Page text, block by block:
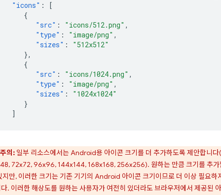
"icons" :
[
{
"src" : "icons/512.png" ,
"type" : "image/png" ,
"sizes" :
"512x512"
},
{
"src" : "icons/1024.png" ,
"type" : "image/png" ,
"sizes" :
"1024x1024"
}
]
주의: 일부 리소스에서는 Android용 아이콘 크기를 더 추가하도록 제안합니다
72x72, 96x96, 144x144, 168x168, 256x256). 원하는 만큼 크기를 추가
지만, 이러한 크기는 기존 기기의 Android 아이콘 크기이므로 더 이상 필요하
. 이러한 해상도를 원하는 사용자가 여전히 있더라도 브라우저에서 제공된